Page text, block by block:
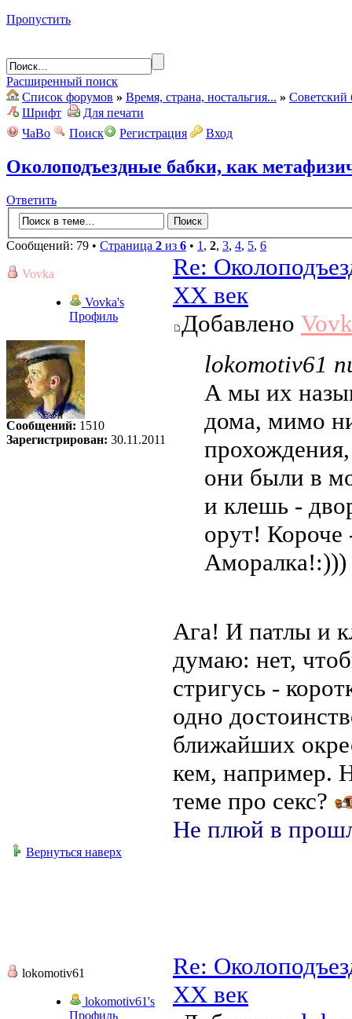
Пропустить
Расширенный поиск
Список форумов » Время, страна, ностальгия... » Советский
Шрифт
Для печати
ЧаВо
Поиск Регистрация Вход
Околоподъездные бабки, как
Ответить
Сообщений: 79 • Страница 2 из 6 • 1, 2, 3, 4, 5, 6
Vovka
Vovka's
Профиль
Сообщений: 1510
Зарегистрирован: 30.11.2011
Re:
ХХ век
Добавлено
lokomotiv61
А мы их
дома, мимо
они были в
и клешь -
орут! Короче
Аморалка!:)))
Ага! И патлы и
думаю: нет,
стригусь -
одно
ближайших
кем, например.
теме про секс?
Не плюй в
Вернуться наверх
lokomotiv61
lokomotiv61's
Профиль
Re:
ХХ век